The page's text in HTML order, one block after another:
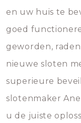
en uw huis te
goed
geworden,
nieuwe sloten
superieure
slotenmaker
u de juiste